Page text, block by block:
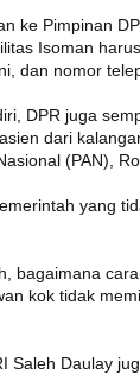
ke Pimpinan
Isoman
dan nomor
DPR juga
dari
(PAN),
yang
bagaimana
kok tidak
Saleh Daulay